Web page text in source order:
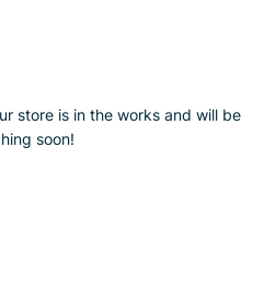
store is in the works and will be
soon!